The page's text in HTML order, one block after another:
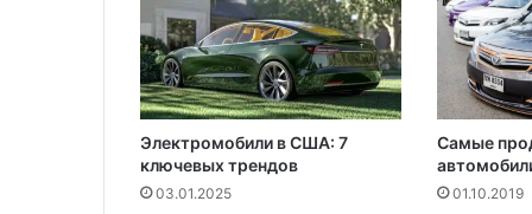
т
о
и
т
ь
0
Электромобили в США: 7
ключевых трендов
03.01.2025
Самые
01.10.2019